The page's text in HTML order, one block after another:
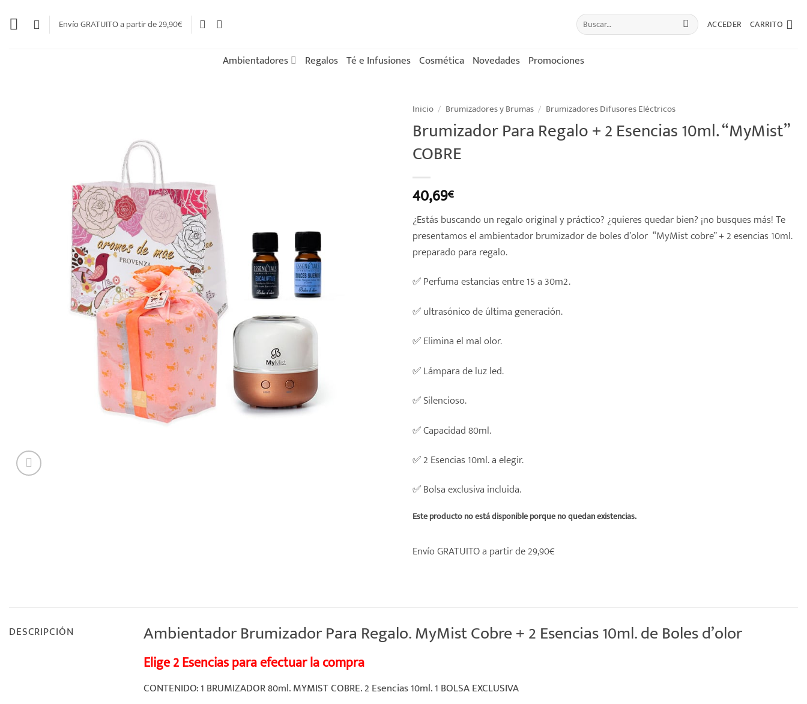
Envío GRATUITO a partir de 29,90€
Buscar
por:
ACCEDER CARRITO
Ambientadores Regalos Té e Infusiones Cosmética Novedades Promociones
Inicio / Brumizadores y Brumas / Brumizadores Difusores Eléctricos
Brumizador Para Regalo + 2 Esencias 10ml. “MyMist”
COBRE
40,69€
¿Estás buscando un regalo original y práctico? ¿quieres quedar bien? ¡no busques más! Te
presentamos el ambientador brumizador de boles d’olor “MyMist cobre” + 2 esencias 10ml.
preparado para regalo.
✅ Perfuma estancias entre 15 a 30m2.
✅ ultrasónico de última generación.
✅ Elimina el mal olor.
✅ Lámpara de luz led.
✅ Silencioso.
✅ Capacidad 80ml.
✅ 2 Esencias 10ml. a elegir.
✅ Bolsa exclusiva incluida.
Este producto no está disponible porque no quedan existencias.
Envío GRATUITO a partir de 29,90€
DESCRIPCIÓN Ambientador Brumizador Para Regalo. MyMist Cobre + 2 Esencias 10ml. de Boles d’olor
Elige 2 Esencias para efectuar la compra
CONTENIDO: 1 BRUMIZADOR 80ml. MYMIST COBRE. 2 Esencias 10ml. 1 BOLSA EXCLUSIVA